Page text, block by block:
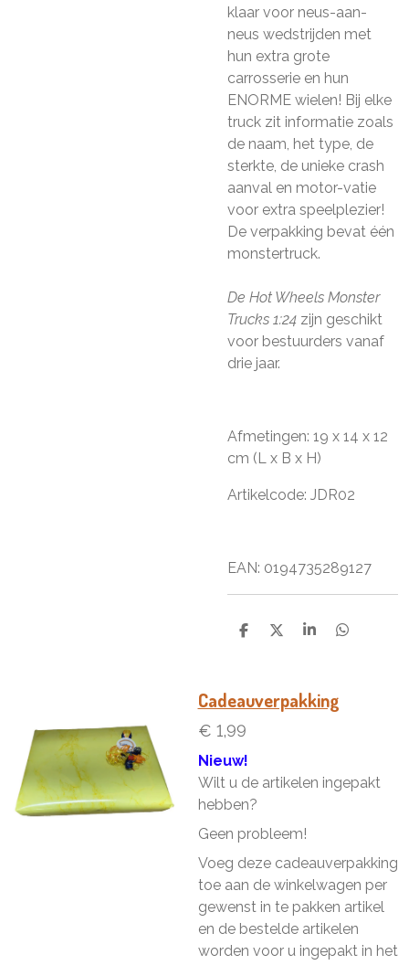
klaar voor neus-aan-
neus wedstrijden met
hun extra grote
carrosserie en hun
ENORME wielen! Bij elke
truck zit informatie zoals
de naam, het type, de
sterkte, de unieke crash
aanval en motor-vatie
voor extra speelplezier!
De verpakking bevat één
monstertruck.
De Hot Wheels Monster
Trucks 1:24 zijn geschikt
voor bestuurders vanaf
drie jaar.
Afmetingen: 19 x 14 x 12
cm (L x B x H)
Artikelcode: JDR02
EAN: 0194735289127
D
D
S
e
D
Cadeauverpakking
€ 1,99
Nieuw!
Wilt u de artikelen ingepakt
hebben?
Geen probleem!
Voeg deze cadeauverpakking
toe aan de winkelwagen per
gewenst in te pakken artikel
en de bestelde artikelen
worden voor u ingepakt in het